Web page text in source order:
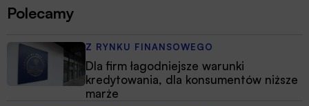
Polecamy
Z RYNKU FINANSOWEGO
Dla firm łagodniejsze warunki
kredytowania, dla konsumentów niższe
marże